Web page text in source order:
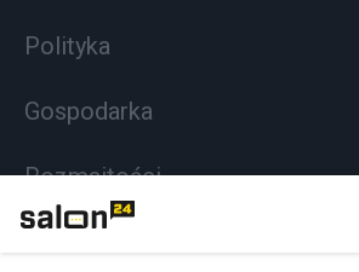
Polityka
Gospodarka
Rozmaitości